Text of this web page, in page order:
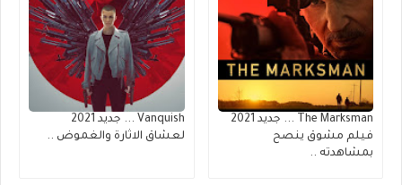
The Marksman ... جديد 2021
فيلم مشوق ينصح
بمشاهدته ..
Vanquish ... جديد 2021
لعشاق الاثارة والغموض ..